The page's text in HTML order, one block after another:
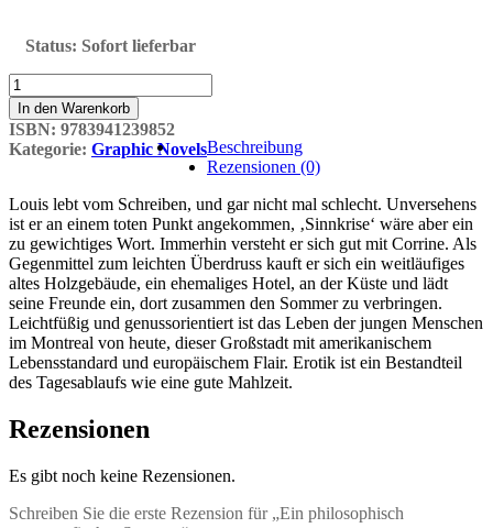
Status: Sofort lieferbar
Ein
philosophisch
pornografischer
Sommer
Menge
In den Warenkorb
ISBN: 9783941239852
Kategorie: Graphic NovelsBeschreibung
Rezensionen (0)
Louis lebt vom Schreiben, und gar nicht mal schlecht. Unversehens
ist er an einem toten Punkt angekommen, ‚Sinnkrise‘ wäre aber ein
zu gewichtiges Wort. Immerhin versteht er sich gut mit Corrine. Als
Gegenmittel zum leichten Überdruss kauft er sich ein weitläufiges
altes Holzgebäude, ein ehemaliges Hotel, an der Küste und lädt
seine Freunde ein, dort zusammen den Sommer zu verbringen.
Leichtfüßig und genussorientiert ist das Leben der jungen Menschen
im Montreal von heute, dieser Großstadt mit amerikanischem
Lebensstandard und europäischem Flair. Erotik ist ein Bestandteil
des Tagesablaufs wie eine gute Mahlzeit.
Rezensionen
Es gibt noch keine Rezensionen.
Schreiben Sie die erste Rezension für „Ein philosophisch